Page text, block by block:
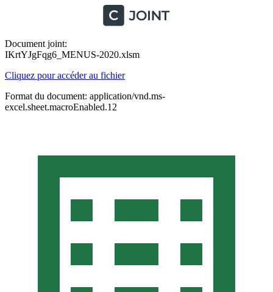
Document joint:
IKrtYJgFqg6_MENUS-2020.xlsm
Cliquez pour accéder au fichier
Format du document: application/vnd.ms-
excel.sheet.macroEnabled.12